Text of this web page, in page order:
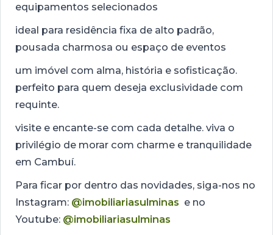
equipamentos selecionados
ideal para residência fixa de alto padrão,
pousada charmosa ou espaço de eventos
um imóvel com alma, história e sofisticação.
perfeito para quem deseja exclusividade com
requinte.
visite e encante-se com cada detalhe. viva o
privilégio de morar com charme e tranquilidade
em Cambuí.
Para ficar por dentro das novidades, siga-nos no
Instagram: @imobiliariasulminas e no
Youtube: @imobiliariasulminas